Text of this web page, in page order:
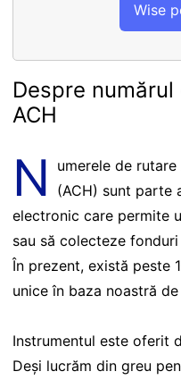
Wise
Despre
ACH
N
umerele de
(ACH) sunt parte
electronic care permite
sau să colecteze
În prezent, există peste
unice în baza noastră
Instrumentul este oferit
Deși lucrăm din greu